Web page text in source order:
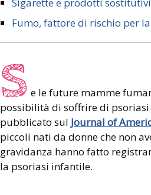
Fumo, fattore di rischio per
S e le future mamme
possibilità di soffrire di
pubblicato sul Journal of
piccoli nati da donne che non
gravidanza hanno fatto
la psoriasi infantile.